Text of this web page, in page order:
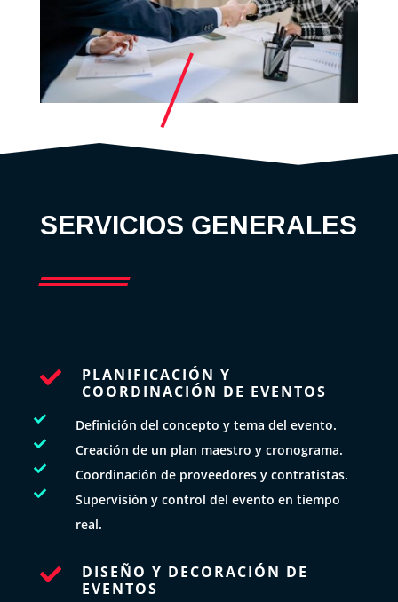
SERVICIOS GENERALES

PLANIFICACIÓN Y
COORDINACIÓN DE EVENTOS
 Definición del concepto y tema del evento.
 Creación de un plan maestro y cronograma.
 Coordinación de proveedores y contratistas.

Supervisión y control del evento en tiempo
real.

DISEÑO Y DECORACIÓN DE
EVENTOS